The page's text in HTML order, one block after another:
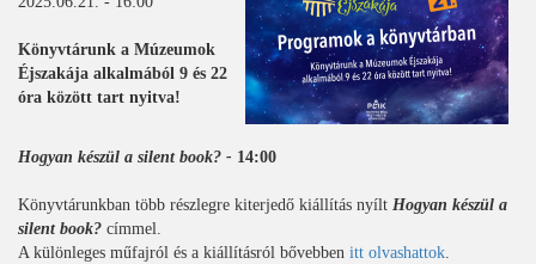
Könyvtárunk a Múzeumok
Éjszakája alkalmából 9 és 22
óra között tart nyitva!
Hogyan készül a silent book? - 14:00
Könyvtárunkban több részlegre kiterjedő kiállítás nyílt Hogyan készül a
silent book? címmel.
A különleges műfajról és a kiállításról bővebben itt olvashattok.